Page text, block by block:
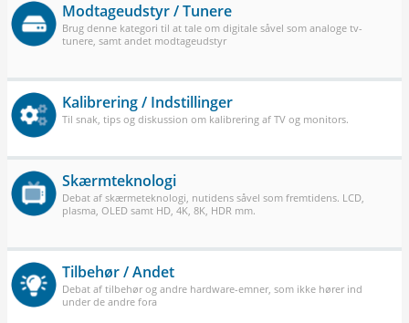
Modtageudstyr / Tunere
Brug denne kategori til at tale om digitale såvel som analoge tv-
tunere, samt andet modtageudstyr
Kalibrering / Indstillinger
Til snak, tips og diskussion om kalibrering af TV og monitors.
Skærmteknologi
Debat af skærmeteknologi, nutidens såvel som fremtidens. LCD,
plasma, OLED samt HD, 4K, 8K, HDR mm.
Tilbehør / Andet
Debat af tilbehør og andre hardware-emner, som ikke hører ind
under de andre fora